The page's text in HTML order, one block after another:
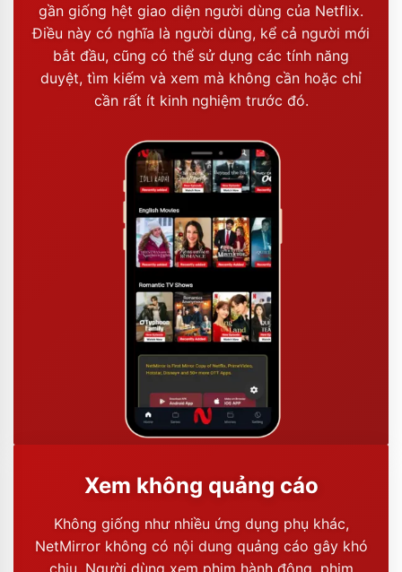
gần giống hệt giao diện người dùng của Netflix.
Điều này có nghĩa là người dùng, kể cả người mới
bắt đầu, cũng có thể sử dụng các tính năng
duyệt, tìm kiếm và xem mà không cần hoặc chỉ
cần rất ít kinh nghiệm trước đó.
Xem không quảng cáo
Không giống như nhiều ứng dụng phụ khác,
NetMirror không có nội dung quảng cáo gây khó
chịu. Người dùng xem phim hành động, phim